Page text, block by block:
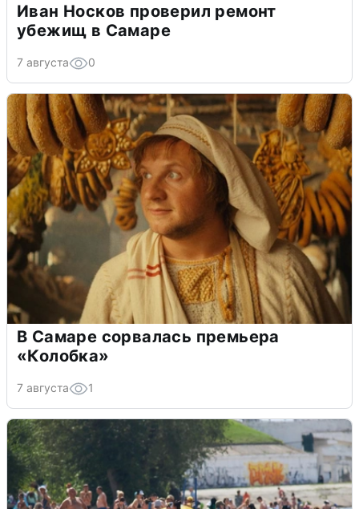
Иван Носков проверил ремонт
убежищ в Самаре
7 августа 0
В Самаре сорвалась премьера
«Колобка»
7 августа 1